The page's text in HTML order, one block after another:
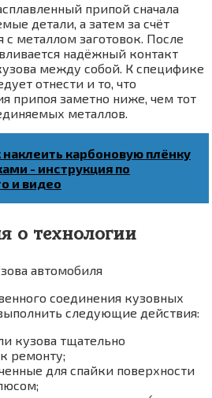
припой сначала
детали, а затем за счёт
с металлом заготовок. После
надёжный контакт
между собой. К специфике
отнести и то, что
припоя заметно ниже, чем тот
металлов.
наклеить карбоновую плёнку
- инструкция по
и видео
о технологии
соединения кузовных
следующие действия:
кузова тщательно
ремонту;
для спайки поверхности